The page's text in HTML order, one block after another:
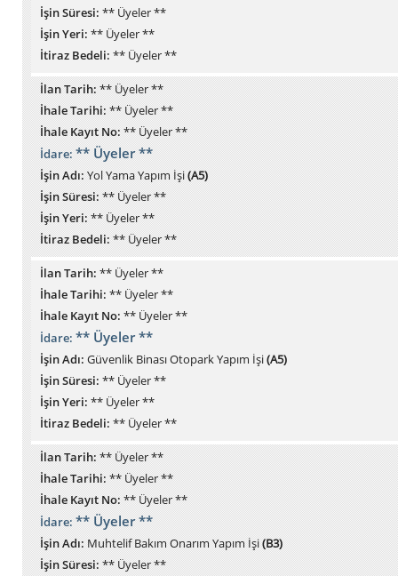
İşin Süresi: ** Üyeler **
İşin Yeri: ** Üyeler **
İtiraz Bedeli: ** Üyeler **
İlan Tarih:** Üyeler **
İhale Tarihi:** Üyeler **
İhale Kayıt No:** Üyeler **
İdare:** Üyeler **
İşin Adı:Yol Yama Yapım İşi(A5)
İşin Süresi:** Üyeler **
İşin Yeri:** Üyeler **
İtiraz Bedeli:** Üyeler **
İlan Tarih: ** Üyeler **
İhale Tarihi: ** Üyeler **
İhale Kayıt No: ** Üyeler **
İdare: ** Üyeler **
İşin Adı: Güvenlik Binası Otopark Yapım İşi(A5)
İşin Süresi: ** Üyeler **
İşin Yeri: ** Üyeler **
İtiraz Bedeli: ** Üyeler **
İlan Tarih:** Üyeler **
İhale Tarihi:** Üyeler **
İhale Kayıt No:** Üyeler **
İdare:** Üyeler **
İşin Adı:Muhtelif Bakım Onarım Yapım İşi(B3)
İşin Süresi:** Üyeler **